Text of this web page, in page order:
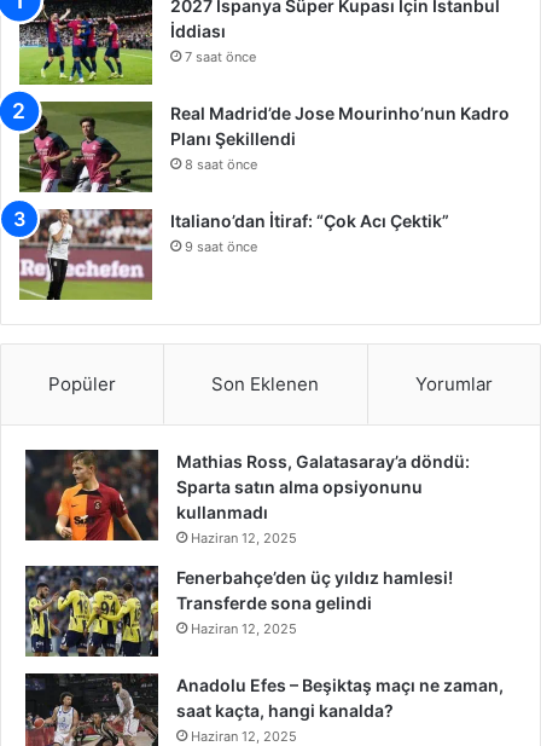
2027 İspanya Süper Kupası İçin İstanbul
İddiası
7 saat önce
Real Madrid’de Jose Mourinho’nun Kadro
Planı Şekillendi
8 saat önce
Italiano’dan İtiraf: “Çok Acı Çektik”
9 saat önce
Popüler Son Eklenen Yorumlar
Mathias Ross, Galatasaray’a döndü:
Sparta satın alma opsiyonunu
kullanmadı
Haziran 12, 2025
Fenerbahçe’den üç yıldız hamlesi!
Transferde sona gelindi
Haziran 12, 2025
Anadolu Efes – Beşiktaş maçı ne zaman,
saat kaçta, hangi kanalda?
Haziran 12, 2025